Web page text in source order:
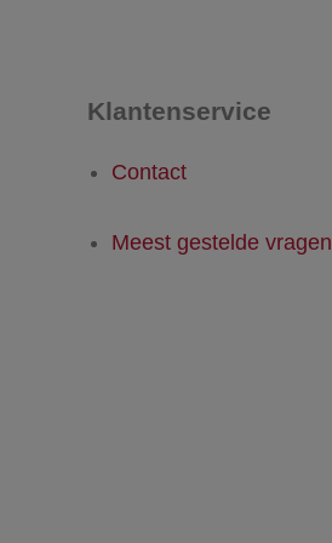
Klantenservice
Contact
Meest gestelde vragen